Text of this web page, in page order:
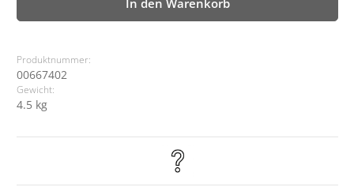
In den Warenkorb
Produktnummer:
00667402
Gewicht:
4.5 kg